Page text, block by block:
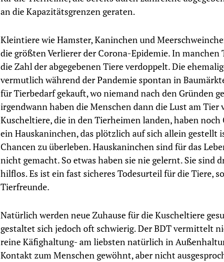
an die Kapazitätsgrenzen geraten.
Kleintiere wie Hamster, Kaninchen und
die größten Verlierer der Corona-Epidemie. In
die Zahl der abgegebenen Tiere verdoppelt. Die
vermutlich während der Pandemie spontan in
für Tierbedarf gekauft, wo niemand nach den Gründen
irgendwann haben die Menschen dann die Lust am Tier
Kuscheltiere, die in den Tierheimen landen, haben noch
ein Hauskaninchen, das plötzlich auf sich allein gestellt
Chancen zu überleben. Hauskaninchen sind für das
nicht gemacht. So etwas haben sie nie gelernt. Sie sind
hilflos. Es ist ein fast sicheres Todesurteil für die Tiere,
Tierfreunde.
Natürlich werden neue Zuhause für die Kuscheltiere
gestaltet sich jedoch oft schwierig. Der BDT vermittelt
reine Käfighaltung- am liebsten natürlich in
Kontakt zum Menschen gewöhnt, aber nicht